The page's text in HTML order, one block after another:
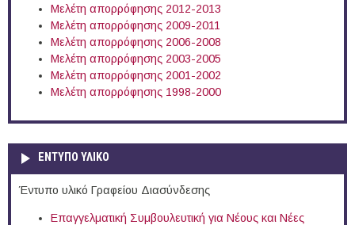
Μελέτη απορρόφησης 2012-2013
Μελέτη απορρόφησης 2009-2011
Μελέτη απορρόφησης 2006-2008
Μελέτη απορρόφησης 2003-2005
Μελέτη απορρόφησης 2001-2002
Μελέτη απορρόφησης 1998-2000
ΕΝΤΥΠΟ ΥΛΙΚΟ
Έντυπο υλικό Γραφείου Διασύνδεσης
Επαγγελματική Συμβουλευτική για Νέους και Νέες